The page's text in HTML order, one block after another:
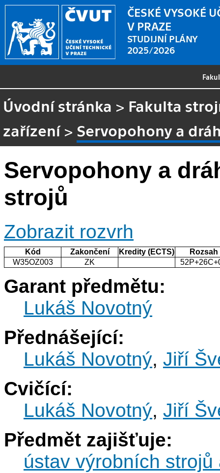
ČESKÉ VYSOKÉ
V PRAZE
STUDIJNÍ PLÁNY
2025/2026
Úvodní stránka > Fakulta
zařízení> Servopohony a
Servopohony a
strojů
Zobrazit rozvrh
Kód Zakončení Kredity (ECTS)
Rozsah
W35OZ003
ZK
Garant předmětu:
Lukáš Novotný
Přednášející:
Lukáš Novotný, Jiří
Cvičící:
Lukáš Novotný, Jiří
Předmět zajišťuje:
ústav výrobních